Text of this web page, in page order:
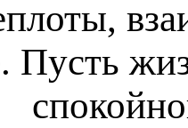
Пусть